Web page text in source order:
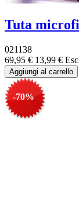
Tuta
021138
69,95 € 13,99 €
-70%